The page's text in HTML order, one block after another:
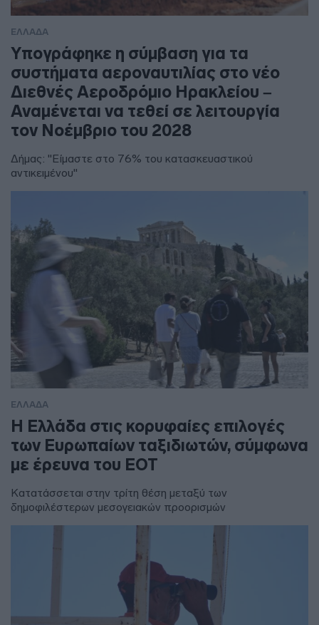
ΕΛΛΑΔΑ
Υπογράφηκε η σύμβαση για τα
συστήματα αεροναυτιλίας στο νέο
Διεθνές Αεροδρόμιο Ηρακλείου –
Αναμένεται να τεθεί σε λειτουργία
τον Νοέμβριο του 2028
Δήμας: "Είμαστε στο 76% του κατασκευαστικού
αντικειμένου"
ΕΛΛΑΔΑ
Η Ελλάδα στις κορυφαίες επιλογές
των Ευρωπαίων ταξιδιωτών, σύμφωνα
με έρευνα του ΕΟΤ
Κατατάσσεται στην τρίτη θέση μεταξύ των
δημοφιλέστερων μεσογειακών προορισμών